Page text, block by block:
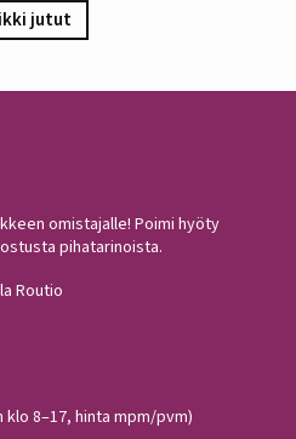
1921 ja 1931 kuvauksia,
Lukesta.…
jutut
omistajalle! Poimi hyöty
pihatarinoista.
Routio
klo 8–17, hinta mpm/pvm)